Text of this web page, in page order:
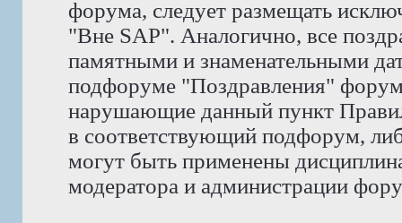
форума, следует размещать
"Вне SAP". Аналогично, все
памятными и знаменательными
подфоруме "Поздравления"
нарушающие данный пункт
в соответствующий подфорум,
могут быть применены
модератора и администрации